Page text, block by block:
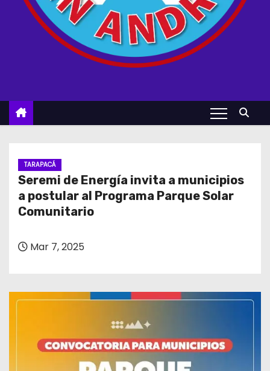
TARAPACÁ
Seremi de Energía invita a municipios
a postular al Programa Parque Solar
Comunitario
Mar 7, 2025